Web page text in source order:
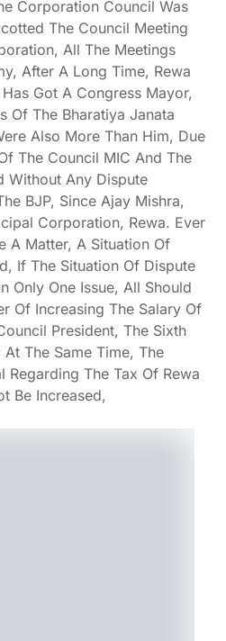
Corporation Council Was
The Council Meeting
All The Meetings
After A Long Time, Rewa
Got A Congress Mayor,
Of The Bharatiya Janata
Also More Than Him, Due
The Council MIC And The
Without Any Dispute
BJP, Since Ajay Mishra,
Corporation, Rewa. Ever
A Matter, A Situation Of
If The Situation Of Dispute
Only One Issue, All Should
Of Increasing The Salary Of
President, The Sixth
The Same Time, The
Regarding The Tax Of Rewa
Be Increased,